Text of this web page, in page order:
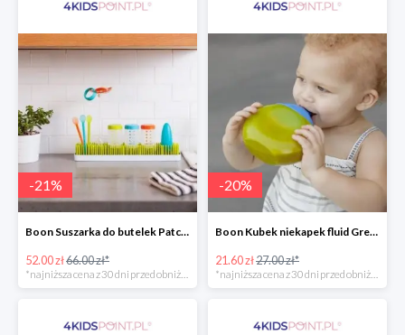
-21%
Boon Suszarka do butelek Patch -20%
52.00 zł66.00 zł*
*najniższa cena z 30 dni przed obniżką
-20%
Boon Kubek niekapek fluid Green/Blue -20%
21.60 zł27.00 zł*
*najniższa cena z 30 dni przed obniżką